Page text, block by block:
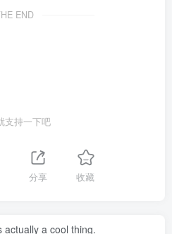
END
支持一下吧
分享 收藏
actually a cool thing.